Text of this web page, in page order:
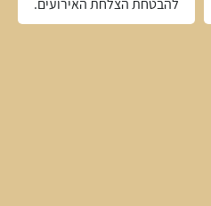
להבטחת הצלחת האירועים.